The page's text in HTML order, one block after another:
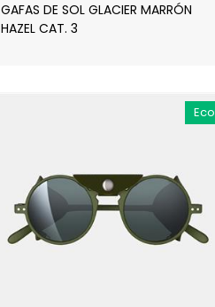
GAFAS DE SOL GLACIER MARRÓN
HAZEL CAT. 3
Eco